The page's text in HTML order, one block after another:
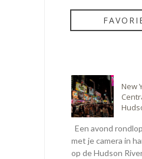
New
Een avond
met je camera in
op de Hudson